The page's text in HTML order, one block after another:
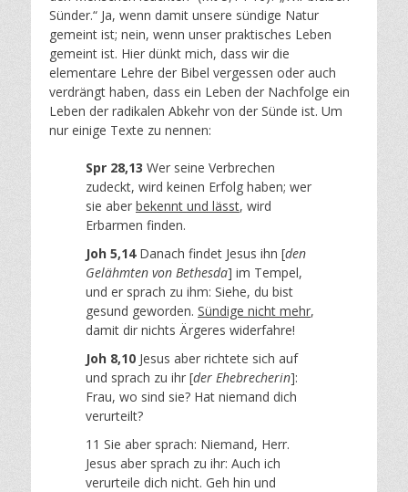
Sünder.“ Ja, wenn damit unsere sündige Natur
gemeint ist; nein, wenn unser praktisches Leben
gemeint ist. Hier dünkt mich, dass wir die
elementare Lehre der Bibel vergessen oder auch
verdrängt haben, dass ein Leben der Nachfolge ein
Leben der radikalen Abkehr von der Sünde ist. Um
nur einige Texte zu nennen:
Spr 28,13 Wer seine Verbrechen
zudeckt, wird keinen Erfolg haben; wer
sie aber bekennt und lässt, wird
Erbarmen finden.
Joh 5,14Danach findet Jesus ihn [den
Gelähmten von Bethesda] im Tempel,
und er sprach zu ihm: Siehe, du bist
gesund geworden. Sündige nicht mehr,
damit dir nichts Ärgeres widerfahre!
Joh 8,10 Jesus aber richtete sich auf
und sprach zu ihr [der Ehebrecherin]:
Frau, wo sind sie? Hat niemand dich
verurteilt?
11 Sie aber sprach: Niemand, Herr.
Jesus aber sprach zu ihr: Auch ich
verurteile dich nicht. Geh hin und